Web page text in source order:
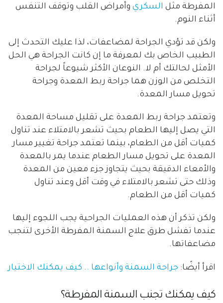
المفرطة مثل السكري وأمراض القلب وتوقف التنفس
أثناء النوم.
ولكن قد تؤدي الجراحة لمضاعفات، لذا عليك التحدث إلى
الطبيب الخاص بك لمعرفة ما إن كانت الجراحة هي الحل
الأمثل لحالتك أم لا. النوعان الأكثر شيوعاً لجراحة
التخلص من الوزن هما جراحة ربط المعدة وجراحة
تحويل مسار المعدة.
وتعتمد جراحة ربط المعدة على تقليل مساحة المعدة
التي يصل إليها الطعام بحيث تشعر بالامتلاء عند تناول
كميات أقل من الطعام، بينما تعتمد جراحة تغيير مسار
المعدة على تحويل مسار الطعام عندما يمر بالمعدة
والأمعاء الدقيقة بحيث يتجاوز جزء معين من المعدة
وذلك حتى تشعر بالامتلاء في وقت أقل وعند تناول
كميات أقل من الطعام.
ولكن تذكر أن هذه العمليات الجراحية يجب اللجوء إليها
عندما تفشل طرق علاج السمنة المفرطة الأخرى لتنجب
مضاعفاتها.
اقرأ أيضًا: جراحة السمنة وأنواعها .. كيف يمكنك الاختيار
كيف يمكنك تجنب السمنة المفرطة؟